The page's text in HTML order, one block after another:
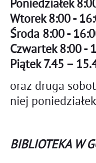
Poniedziałek
Wtorek 8:00 -
Środa 8:00 -
Czwartek 8:00 -
Piątek 7.45 –
oraz druga
niej
BIBLIOTEKA W